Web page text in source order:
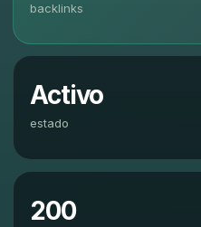
backlinks
Activo
estado
200